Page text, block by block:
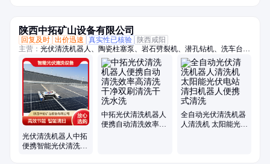
陕西中拓矿山设备有限公司
回复及时 出价迅速 真实性已核验
陕西咸阳
主营： 光伏清洗机器人、陶瓷柱塞泵、岩石劈裂机、潜孔钻机、洗车台、
张拉千斤顶
光伏清洗机器人中拓
便携智能光伏清洗设
中拓光伏清洗机器人
便携自动清洗效率高
全自动光伏清洗机器
人清洗机 太阳能光伏